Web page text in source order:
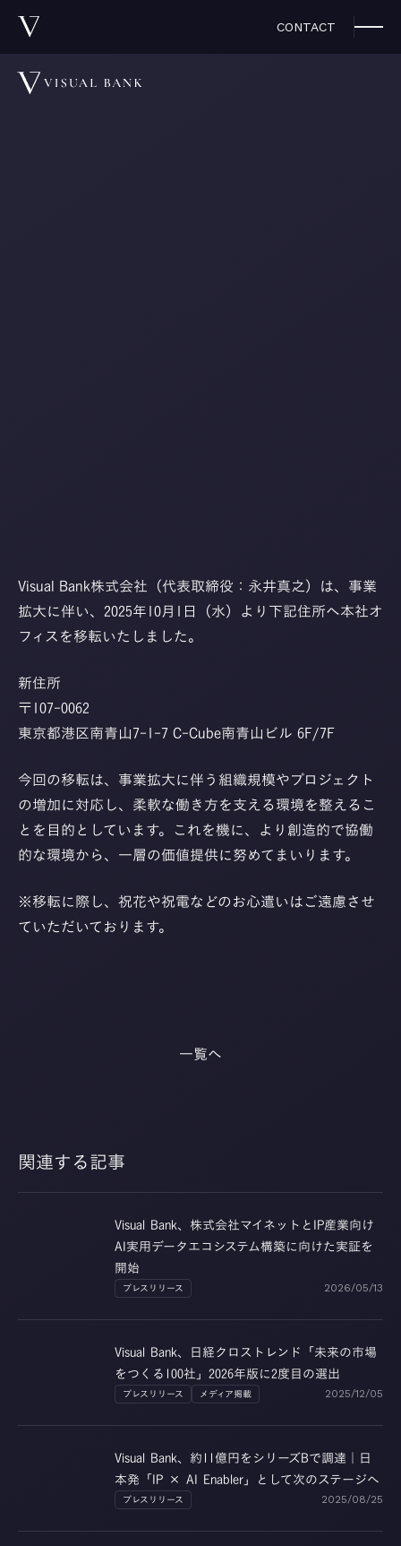
Visual Bank株式会社（代表取締役：永井真之）は、事業
拡大に伴い、2025年10月1日（水）より下記住所へ本社オ
フィスを移転いたしました。
新住所
〒107-0062
東京都港区南青山7-1-7 C-Cube南青山ビル 6F/7F
今回の移転は、事業拡大に伴う組織規模やプロジェクト
の増加に対応し、柔軟な働き方を支える環境を整えるこ
とを目的としています。これを機に、より創造的で協働
的な環境から、一層の価値提供に努めてまいります。
※移転に際し、祝花や祝電などのお心遣いはご遠慮させ
ていただいております。
一覧へ
関連する記事
Visual Bank、株式会社マイネットとIP産業向け
AI実用データエコシステム構築に向けた実証を
開始
プレスリリース 2026/05/13
Visual Bank、日経クロストレンド「未来の市場
をつくる100社」2026年版に2度目の選出
プレスリリース メディア掲載 2025/12/05
Visual Bank、約11億円をシリーズBで調達｜日
本発「IP × AI Enabler」として次のステージへ
プレスリリース 2025/08/25
CONTACT